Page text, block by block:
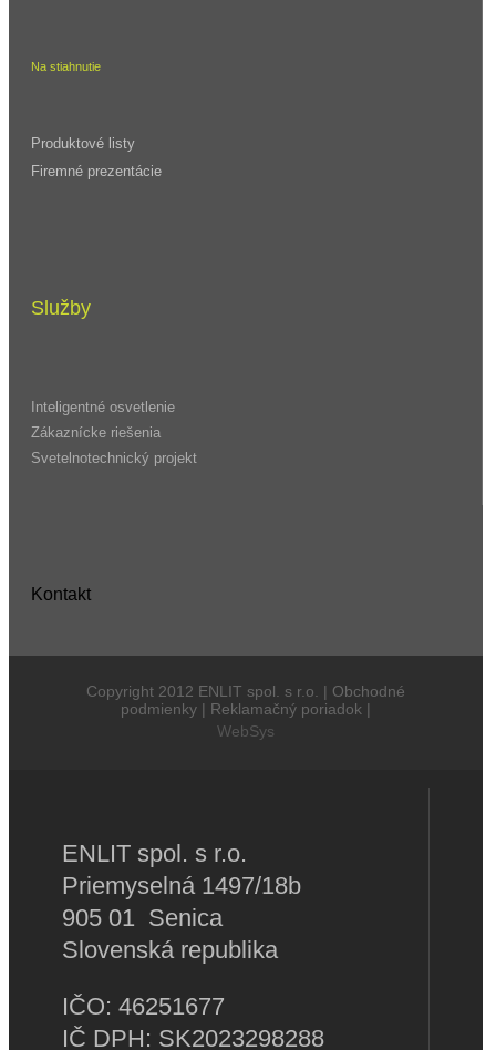
Na stiahnutie
Produktové listy
Firemné prezentácie
Služby
Inteligentné osvetlenie
Zákaznícke riešenia
Svetelnotechnický projekt
Kontakt
Copyright 2012 ENLIT spol. s r.o. | Obchodné
podmienky | Reklamačný poriadok |
WebSys
ENLIT spol. s r.o.
Priemyselná 1497/18b
905 01 Senica
Slovenská republika
IČO: 46251677
IČ DPH: SK2023298288